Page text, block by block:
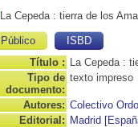
La Cepeda: tierra de los
Público
ISBD
Título : La Cepeda :
Tipo de
documento:
texto impreso
Autores: Colectivo
Editorial: Madrid